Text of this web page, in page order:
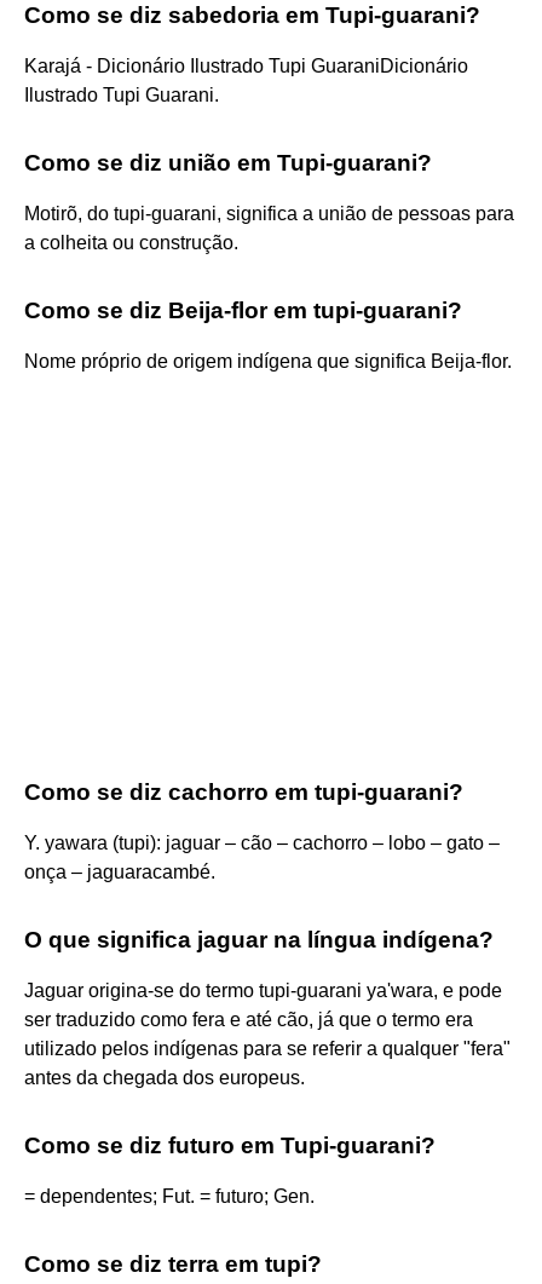
Como se diz sabedoria em Tupi-guarani?
Karajá - Dicionário Ilustrado Tupi GuaraniDicionário
Ilustrado Tupi Guarani.
Como se diz união em Tupi-guarani?
Motirõ, do tupi-guarani, significa a união de pessoas para
a colheita ou construção.
Como se diz Beija-flor em tupi-guarani?
Nome próprio de origem indígena que significa Beija-flor.
Como se diz cachorro em tupi-guarani?
Y. yawara (tupi): jaguar – cão – cachorro – lobo – gato –
onça – jaguaracambé.
O que significa jaguar na língua indígena?
Jaguar origina-se do termo tupi-guarani ya'wara, e pode
ser traduzido como fera e até cão, já que o termo era
utilizado pelos indígenas para se referir a qualquer "fera"
antes da chegada dos europeus.
Como se diz futuro em Tupi-guarani?
= dependentes; Fut. = futuro; Gen.
Como se diz terra em tupi?